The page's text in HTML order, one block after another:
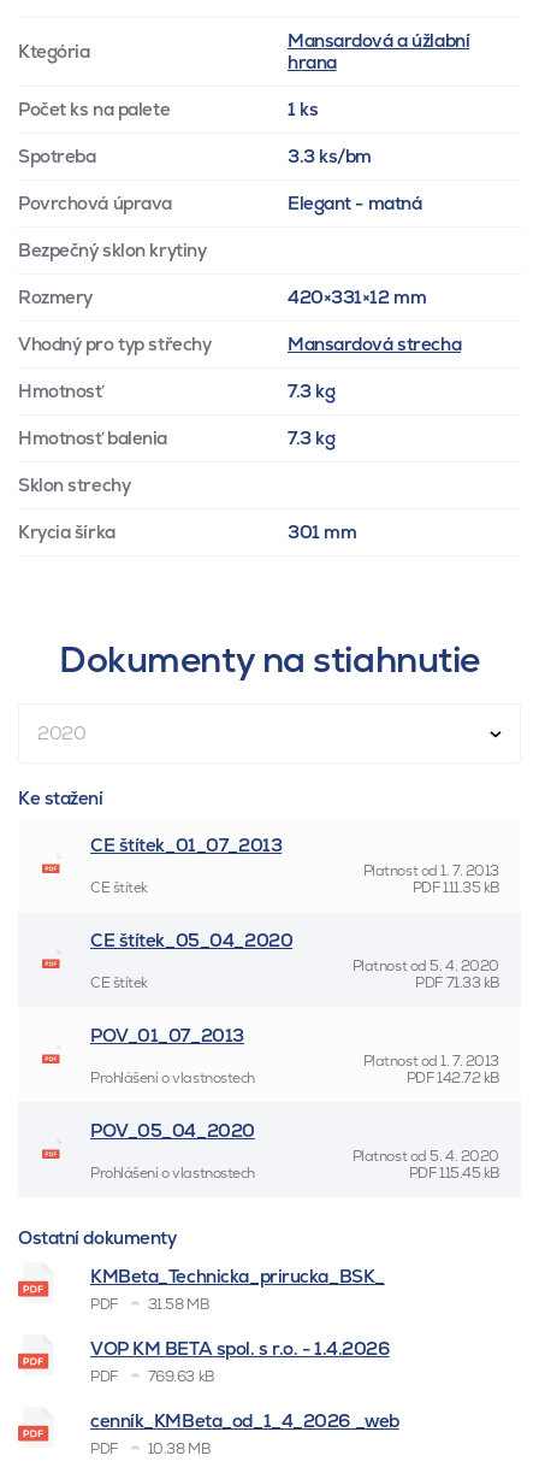
Ktegória
Mansardová a úžlabní
hrana
Počet ks na palete 1 ks
Spotreba 3.3 ks/bm
Povrchová úprava Elegant - matná
Bezpečný sklon krytiny
Rozmery 420×331×12 mm
Vhodný pro typ střechy Mansardová strecha
Hmotnosť 7.3 kg
Hmotnosť balenia 7.3 kg
Sklon strechy
Krycia šírka 301 mm
Dokumenty na stiahnutie
2020
Ke stažení
CE štítek_01_07_2013
Platnost od1. 7. 2013
CE štítek
PDF111.35 kB
CE štítek_05_04_2020
Platnost od 5. 4. 2020
CE štítek
PDF71.33 kB
POV_01_07_2013
Platnost od1. 7. 2013
Prohlášení o vlastnostech
PDF142.72 kB
POV_05_04_2020
Platnost od 5. 4. 2020
Prohlášení o vlastnostech
PDF115.45 kB
Ostatní dokumenty
KMBeta_Technicka_prirucka_BSK_
PDF 31.58 MB
VOP KM BETA spol. s r.o. - 1.4.2026
PDF 769.63 kB
cenník_KMBeta_od_1_4_2026 _web
PDF 10.38 MB